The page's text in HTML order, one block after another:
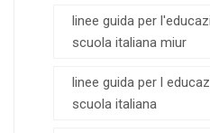
linee guida per
scuola italiana miur
linee guida per l
scuola italiana